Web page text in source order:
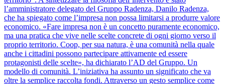
l’amministratore delegato del Gruppo Radenza, Danilo Radenza,
che ha spiegato come l’impresa non possa limitarsi a produrre valore
economico. «Fare impresa non è un concetto puramente economico,
ma una pratica che vive nelle scelte concrete di ogni giorno verso il
proprio territorio. Coop, per sua natura, è una comunità nella quale
anche i cittadini possono partecipare attivamente ed essere
protagonisti delle scelte», ha dichiarato l’AD del Gruppo. Un
modello di comunità. L’iniziativa ha assunto un significato che va
oltre la semplice raccolta fondi. Attraverso un gesto semplice come